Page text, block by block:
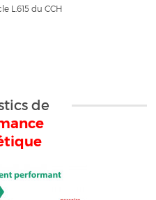
L.615 du CCH
de